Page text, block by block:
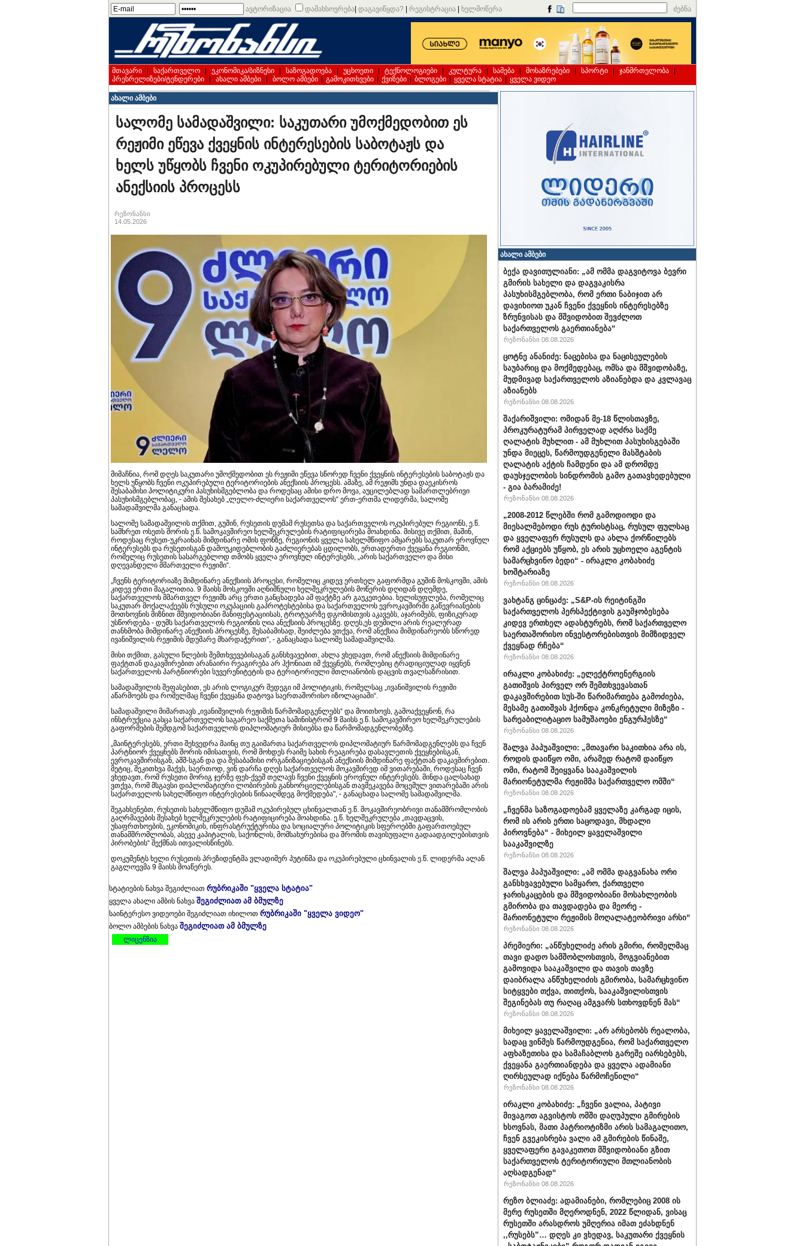
ავტორიზაცია დამახსოვრება დაგავიწყდა? რეგისტრაცია ხელმოწერა ძებნა
მთავარი საქართველო ეკონომიკა/ბიზნესი საზოგადოება უცხოეთი ტექნოლოგიები კულტურა სამება მოსაზრებები სპორტი ჯანმრთელობა
პრესრელიზები/ტენდერები
ახალი ამბები ბოლო ამბები გამოკითხვები ქვიზები ბლოგები ყველა სტატია ყველა ვიდეო
ახალი ამბები
სალომე სამადაშვილი: საკუთარი უმოქმედობით ეს
რეჟიმი ეწევა ქვეყნის ინტერესების საბოტაჟს და
ხელს უწყობს ჩვენი ოკუპირებული ტერიტორიების
ანექსიის პროცესს
რეზონანსი
14.05.2026
მიმაჩნია, რომ დღეს საკუთარი უმოქმედობით ეს რეჟიმი ეწევა სწორედ ჩვენი ქვეყნის ინტერესების საბოტაჟს და
ხელს უწყობს ჩვენი ოკუპირებული ტერიტორიების ანექსიის პროცესს. ამაზე, ამ რეჟიმს უნდა დაეკისროს
შესაბამისი პოლიტიკური პასუხისმგებლობა და როდესაც ამისი დრო მოვა, აუცილებლად სამართლებრივი
პასუხისმგებლობაც, - ამის შესახებ „ლელო-ძლიერი საქართველოს“ ერთ-ერთმა ლიდერმა, სალომე
სამადაშვილმა განაცხადა.
სალომე სამადაშვილის თქმით, გუშინ, რუსეთის დუმამ რუსეთსა და საქართველოს ოკუპირებულ რეგიონს, ე.წ.
სამხრეთ ოსეთს შორის ე.წ. სამოკავშირეო ხელშეკრულების რატიფიცირება მოახდინა. მისივე თქმით, მაშინ,
როდესაც რუსეთ-უკრაინას მიმდინარე ომის ფონზე, რეგიონის ყველა სახელმწიფო ამყარებს საკუთარ ეროვნულ
ინტერესებს და რუსეთისგან დამოუკიდებლობის გაძლიერებას ცდილობს, ერთადერთი ქვეყანა რეგიონში,
რომელიც რუსეთის სასარგებლოდ თმობს ყველა ეროვნულ ინტერესებს, „არის საქართველო და მისი
დღევანდელი მმართველი რეჟიმი“.
„ჩვენს ტერიტორიაზე მიმდინარე ანექსიის პროცესი, რომელიც კიდევ ერთხელ გაფორმდა გუშინ მოსკოვში, ამის
კიდევ ერთი მაგალითია. 9 მაისს მოსკოვში აღნიშნული ხელშეკრულების მოწერის დღიდან დღემდე,
საქართველოს მმართველ რეჟიმს არც ერთი განცხადება ამ ფაქტზე არ გაუკეთებია. ხელისუფლება, რომელიც
საკუთარ მოქალაქეებს რუსული ოკუპაციის გაპროტესტებისა და საქართველოს ევროკავშირში გაწევრიანების
მოთხოვნის მიზნით მშვიდობიანი მანიფესტაციისას, ტროტუარზე დგომისთვის აკავებს, აჯარიმებს, ფიზიკურად
უსწორდება - დუმს საქართველოს რეგიონის ღია ანექსიის პროცესზე. დღეს,ეს დუმილი არის რეალურად
თანხმობა მიმდინარე ანექსიის პროცესზე, შესაბამისად, შეიძლება ვთქვა, რომ ანექსია მიმდინარეობს სწორედ
ივანიშვილის რეჟიმის მდუმარე მხარდაჭერით“, - განაცხადა სალომე სამადაშვილმა.
მისი თქმით, გასული წლების შემთხვევებისაგან განსხვავებით, ახლა ვხედავთ, რომ ანექსიის მიმდინარე
ფაქტთან დაკავშირებით არანაირი რეაგირება არ ჰქონიათ იმ ქვეყნებს, რომლებიც ტრადიციულად იყვნენ
საქართველოს პარტნიორები სუვერენიტეტის და ტერიტორიული მთლიანობის დაცვის თვალსაზრისით.
სამადაშვილის შეფასებით, ეს არის ლოგიკურ შედეგი იმ პოლიტიკის, რომელსაც „ივანიშვილის რეჟიმი
აწარმოებს და რომელმაც ჩვენი ქვეყანა დატოვა საერთაშორისო იზოლაციაში“.
სამადაშვილი მიმართავს „ივანიშვილის რეჟიმის წარმომადგენლებს“ და მოითხოვს, გამოაქვეყნონ, რა
ინსტრუქცია გასცა საქართველოს საგარეო საქმეთა სამინისტრომ 9 მაისს ე.წ. სამოკავშირეო ხელშეკრულების
გაფორმების შემდგომ საქართველოს დიპლომატიურ მისიებსა და წარმომადგენლობებზე.
„მაინტერესებს, ერთი შეხვედრა მაინც თუ გაიმართა საქართველოს დიპლომატიურ წარმომადგენლებს და ჩვენ
პარტნიორ ქვეყნებს შორის იმისათვის, რომ მოხდეს რაიმე სახის რეაგირება დასავლეთის ქვეყნებისგან,
ევროკავშირისგან, აშშ-სგან და და შესაბამისი ორგანიზაციებისგან ანექსიის მიმდინარე ფაქტთან დაკავშირებით.
მეტიც, შეკითხვა მაქვს, საერთოდ, ვინ დარჩა დღეს საქართველოს მოკავშირედ იმ ვითარებაში, როდესაც ჩვენ
ვხედავთ, რომ რუსეთი მორიგ ჯერზე ფეხ-ქვეშ თელავს ჩვენი ქვეყნის ეროვნულ ინტერესებს. მინდა ცალსახად
ვთქვა, რომ მსგავსი დიპლომატიური ლობირების განხორციელებისგან თავშეკავება მოცემულ ვითარებაში არის
საქართველოს სახელმწიფო ინტერესების წინააღმდეგ მოქმედება", - განაცხადა სალომე სამადაშვილმა.
შეგახსენებთ, რუსეთის სახელმწიფო დუმამ ოკუპირებულ ცხინვალთან ე.წ. მოკავშირეობრივი თანამშრომლობის
გაღრმავების შესახებ ხელშეკრულების რატიფიცირება მოახდინა. ე.წ. ხელშეკრულება „თავდაცვის,
უსაფრთხოების, ეკონომიკის, ინფრასტრუქტურისა და სოციალური პოლიტიკის სფეროებში გაფართოებულ
თანამშრომლობას, ასევე კაპიტალის, საქონლის, მომსახურებისა და შრომის თავისუფალი გადაადგილებისთვის
პირობების“ შექმნას ითვალისწინებს.
დოკუმენტს ხელი რუსეთის პრეზიდენტმა ვლადიმერ პუტინმა და ოკუპირებული ცხინვალის ე.წ. ლიდერმა ალან
გაგლოევმა 9 მაისს მოაწერეს.
სტატიების ნახვა შეგიძლიათ რუბრიკაში "ყველა სტატია"
ყველა ახალი ამბის ნახვა შეგიძლიათ ამ ბმულზე
საინტერესო ვიდეოები შეგიძლიათ იხილოთ რუბრიკაში "ყველა ვიდეო"
ბოლო ამბების ნახვა შეგიძლიათ ამ ბმულზე
ლიცენზია
ახალი ამბები
ბექა დავითულიანი: „ამ ომმა დაგვიტოვა ბევრი
გმირის სახელი და დაგვაკისრა
პასუხისმგებლობა, რომ ერთი ნაბიჯით არ
დავიხიოთ უკან ჩვენი ქვეყნის ინტერესებზე
ზრუნვისას და მშვიდობით შევძლოთ
საქართველოს გაერთიანება“
რეზონანსი 08.08.2026
ცოტნე ანანიძე: ნაცებისა და ნაცისეულების
საუბარიც და მოქმედებაც, ომსა და მშვიდობაზე,
მუდმივად საქართველოს აზიანებდა და კვლავაც
აზიანებს
რეზონანსი 08.08.2026
შაქარიშვილი: ომიდან მე-18 წლისთავზე,
პროკურატურამ პირველად აღძრა საქმე
ღალატის მუხლით - ამ მუხლით პასუხისგებაში
უნდა მიეცეს, წარმოუდგენელი მასშტაბის
ღალატის აქტის ჩამდენი და ამ დრომდე
დაუსჯელობის სინდრომის გამო გათავხედებული
- გია ბარამიძე!
რეზონანსი 08.08.2026
„2008-2012 წლებში რომ გამოდიოდი და
მიესალმებოდი რუს ტურისტსაც, რუსულ ფულსაც
და ყველაფერ რუსულს და ახლა ქორწილებს
რომ აქციებს უწყობ, ეს არის უცხოელი აგენტის
სამარცხვინო ბედი“ - ირაკლი კობახიძე
ხოშტარიაზე
რეზონანსი 08.08.2026
ვახტანგ ცინცაძე: „S&P-ის რეიტინგში
საქართველოს პერსპექტივის გაუმჯობესება
კიდევ ერთხელ ადასტურებს, რომ საქართველო
საერთაშორისო ინვესტორებისთვის მიმზიდველ
ქვეყნად რჩება“
რეზონანსი 08.08.2026
ირაკლი კობახიძე: „ელექტროენერგიის
გათიშვის პირველ ორ შემთხვევასთან
დაკავშირებით სუს-ში წარიმართება გამოძიება,
მესამე გათიშვას ჰქონდა კონკრეტული მიზეზი -
სარეაბილიტაციო სამუშაოები ენგურჰესზე“
რეზონანსი 08.08.2026
შალვა პაპუაშვილი: „მთავარი საკითხია არა ის,
როდის დაიწყო ომი, არამედ რატომ დაიწყო
ომი, რატომ შეიყვანა სააკაშვილის
მარიონეტულმა რეჟიმმა საქართველო ომში“
რეზონანსი 08.08.2026
„ჩვენმა საზოგადოებამ ყველაზე კარგად იცის,
რომ ის არის ერთი საცოდავი, მხდალი
პიროვნება“ - მიხეილ ყაველაშვილი
სააკაშვილზე
რეზონანსი 08.08.2026
შალვა პაპუაშვილი: „ამ ომმა დაგვანახა ორი
განსხვავებული სამყარო, ქართველი
ჯარისკაცების და მშვიდობიანი მოსახლეობის
გმირობა და თავდადება და მეორე -
მარიონეტული რეჟიმის მოღალატეობრივი არსი“
რეზონანსი 08.08.2026
პრემიერი: „ანწუხელიძე არის გმირი, რომელმაც
თავი დადო სამშობლოსთვის, მოგვიანებით
გამოვიდა სააკაშვილი და თავის თავზე
დაიბრალა ანწუხელიძის გმირობა, სამარცხვინო
სიტყვები თქვა, თითქოს, სააკაშვილისთვის
შეგინებას თუ რაღაც ამგვარს სთხოვდნენ მას“
რეზონანსი 08.08.2026
მიხეილ ყაველაშვილი: „არ არსებობს რეალობა,
სადაც ვინმეს წარმოუდგენია, რომ საქართველო
აფხაზეთისა და სამაჩაბლოს გარეშე იარსებებს,
ქვეყანა გაერთიანდება და ყველა ადამიანი
ღირსეულად იქნება წარმოჩენილი“
რეზონანსი 08.08.2026
ირაკლი კობახიძე: „ჩვენი ვალია, პატივი
მივაგოთ აგვისტოს ომში დაღუპული გმირების
ხსოვნას, მათი პატრიოტიზმი არის სამაგალითო,
ჩვენ გვეკისრება ვალი ამ გმირების წინაშე,
ყველაფერი გავაკეთოთ მშვიდობიანი გზით
საქართველოს ტერიტორიული მთლიანობის
აღსადგენად“
რეზონანსი 08.08.2026
რეზო ბლიაძე: ადამიანები, რომლებიც 2008 ის
მერე რუსეთში მღეროდნენ, 2022 წლიდან, ვისაც
რუსეთში არასდროს უმღერია იმათ ეძახდნენ
,,რუსებს”… დღეს კი ვხედავ, საკუთარი ქვეყნის